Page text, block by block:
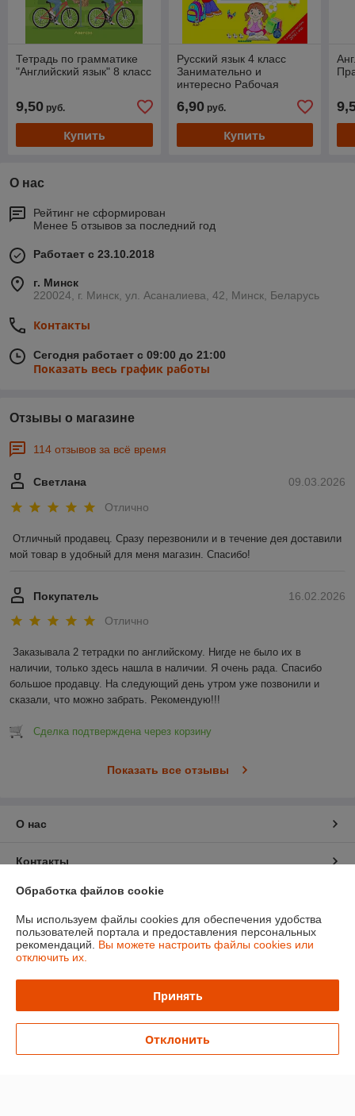
Тетрадь по грамматике
"Английский язык" 8 класс
9,50 руб.
Купить
Русский язык 4 класс
Занимательно и
интересно Рабочая
тетрадь с тематическим
контролем
6,90руб.
Купить
О нас
Рейтинг не сформирован
Менее 5 отзывов за последний год
Работает с 23.10.2018
г. Минск
220024, г. Минск, ул. Асаналиева, 42, Минск, Беларусь
Контакты
Сегодня работает с 09:00 до 21:00
Показать весь график работы
Отзывы о магазине
114 отзывов за всё время
09.03.2026
Светлана
Отлично
Отличный продавец. Сразу перезвонили и в течение дея доставили
мой товар в удобный для меня магазин. Спасибо!
16.02.2026
Покупатель
Отлично
Заказывала 2 тетрадки по английскому. Нигде не было их в
наличии, только здесь нашла в наличии. Я очень рада. Спасибо
большое продавцу. На следующий день утром уже позвонили и
сказали, что можно забрать. Рекомендую!!!
Сделка подтверждена через корзину
Показать все отзывы
О нас
Контакты
Доставка и оплата
График работы
Политика обработки cookies
Сайт создан на платформе Deal.by
Обработка файлов cookie
Мы используем файлы cookies для обеспечения удобства
пользователей портала и предоставления персональных
рекомендаций. Вы можете настроить файлы cookies или
отключить их.
Принять
Отклонить